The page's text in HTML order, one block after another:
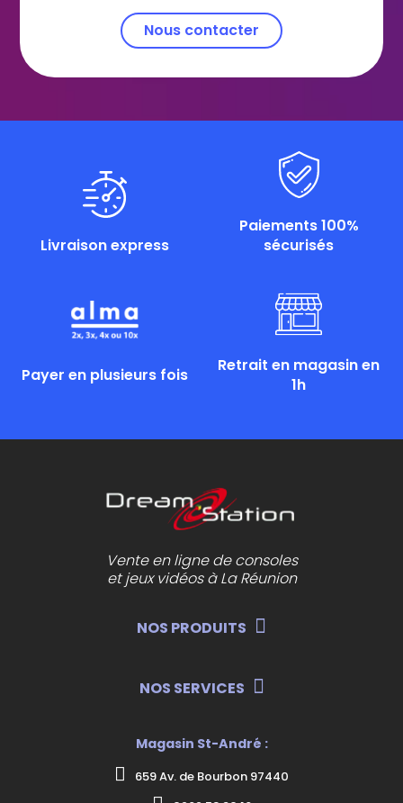
Nous contacter
Livraison express
Paiements 100%
sécurisés
Payer en plusieurs fois
Retrait en magasin en
1h
Vente en ligne de consoles
et jeux vidéos à La Réunion
NOS PRODUITS
NOS SERVICES
Magasin St-André :
659 Av. de Bourbon 97440